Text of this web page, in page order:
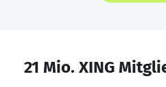
21 Mio. XING